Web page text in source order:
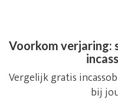
Voorkom verjaring:
Vergelijk gratis
bij